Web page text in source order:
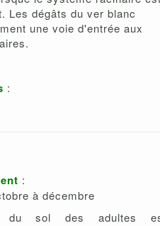
Les dégâts du ver blanc
une voie d'entrée aux
:
:
à décembre
du sol des adultes